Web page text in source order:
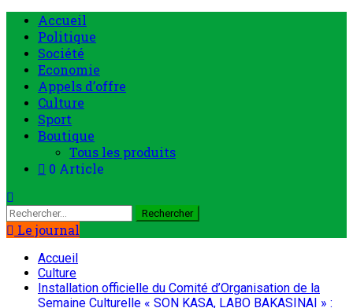
Menu
principal
Accueil
Politique
Société
Economie
Appels d’offre
Culture
Sport
Boutique
Tous les produits
0 Article
Rechercher :
Le journal
Accueil
Culture
Installation officielle du Comité d’Organisation de la
Semaine Culturelle « SON KASA, LABO BAKASINAI » :